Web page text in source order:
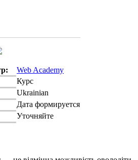
Web Academy
Курс
Ukrainian
Дата формируется
Уточняйте